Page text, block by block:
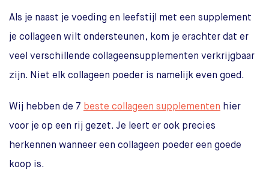
Als je naast je voeding en leefstijl met een supplement
je collageen wilt ondersteunen, kom je erachter dat er
veel verschillende collageensupplementen verkrijgbaar
zijn. Niet elk collageen poeder is namelijk even goed.
Wij hebben de 7 beste collageen supplementen hier
voor je op een rij gezet. Je leert er ook precies
herkennen wanneer een collageen poeder een goede
koop is.